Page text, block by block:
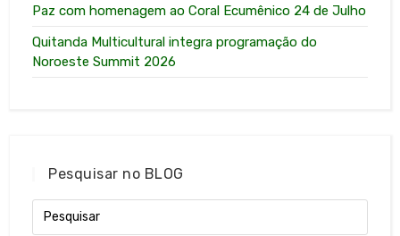
Paz com homenagem ao Coral Ecumênico 24 de Julho
Quitanda Multicultural integra programação do
Noroeste Summit 2026
Pesquisar no BLOG